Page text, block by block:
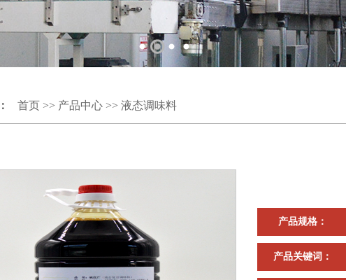
首页>> 产品中心>> 液态调味料
产品规格：
产品关键词：